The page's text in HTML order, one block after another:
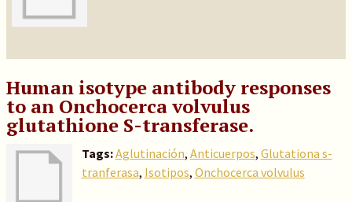
Human isotype antibody responses
to an Onchocerca volvulus
glutathione S-transferase.
Tags:Aglutinación, Anticuerpos, Glutationa s-
tranferasa, Isotipos, Onchocerca volvulus